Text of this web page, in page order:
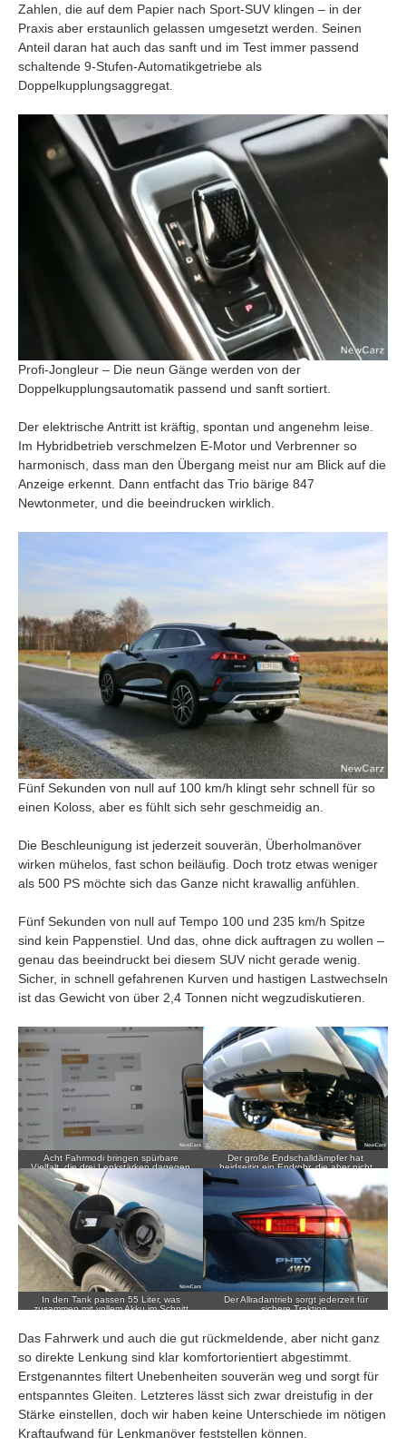
Zahlen, die auf dem Papier nach Sport-SUV klingen – in der
Praxis aber erstaunlich gelassen umgesetzt werden. Seinen
Anteil daran hat auch das sanft und im Test immer passend
schaltende 9-Stufen-Automatikgetriebe als
Doppelkupplungsaggregat.
Profi-Jongleur – Die neun Gänge werden von der
Doppelkupplungsautomatik passend und sanft sortiert.
Der elektrische Antritt ist kräftig, spontan und angenehm leise.
Im Hybridbetrieb verschmelzen E-Motor und Verbrenner so
harmonisch, dass man den Übergang meist nur am Blick auf die
Anzeige erkennt. Dann entfacht das Trio bärige 847
Newtonmeter, und die beeindrucken wirklich.
Fünf Sekunden von null auf 100 km/h klingt sehr schnell für so
einen Koloss, aber es fühlt sich sehr geschmeidig an.
Die Beschleunigung ist jederzeit souverän, Überholmanöver
wirken mühelos, fast schon beiläufig. Doch trotz etwas weniger
als 500 PS möchte sich das Ganze nicht krawallig anfühlen.
Fünf Sekunden von null auf Tempo 100 und 235 km/h Spitze
sind kein Pappenstiel. Und das, ohne dick auftragen zu wollen –
genau das beeindruckt bei diesem SUV nicht gerade wenig.
Sicher, in schnell gefahrenen Kurven und hastigen Lastwechseln
ist das Gewicht von über 2,4 Tonnen nicht wegzudiskutieren.
Acht Fahrmodi bringen spürbare
Vielfalt, die drei Lenkstärken dagegen
sind nicht erkennbar.
Der große Endschalldämpfer hat
beidseitig ein Endrohr, die aber nicht
hervorgehoben werden.
In den Tank passen 55 Liter, was
zusammen mit vollem Akku im Schnitt
Der Allradantrieb sorgt jederzeit für
sichere Traktion.
Das Fahrwerk und auch die gut rückmeldende, aber nicht ganz
so direkte Lenkung sind klar komfortorientiert abgestimmt.
Erstgenanntes filtert Unebenheiten souverän weg und sorgt für
entspanntes Gleiten. Letzteres lässt sich zwar dreistufig in der
Stärke einstellen, doch wir haben keine Unterschiede im nötigen
Kraftaufwand für Lenkmanöver feststellen können.